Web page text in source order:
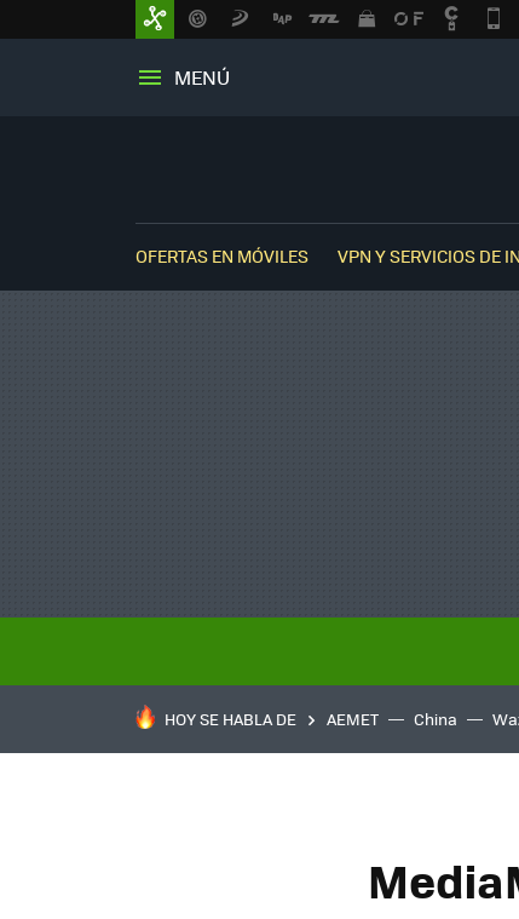
MENÚ
OFERTAS EN MÓVILES VPN Y SERVICIOS DE
HOY SE HABLA DE AEMET China